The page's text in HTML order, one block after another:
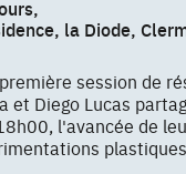
la Diode,
session de
et Diego Lucas
l'avancée de